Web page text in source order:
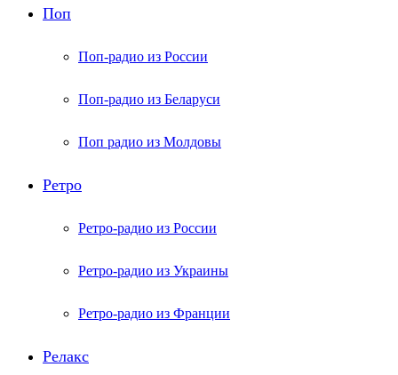
Поп
Поп-радио из России
Поп-радио из Беларуси
Поп радио из Молдовы
Ретро
Ретро-радио из России
Ретро-радио из Украины
Ретро-радио из Франции
Релакс